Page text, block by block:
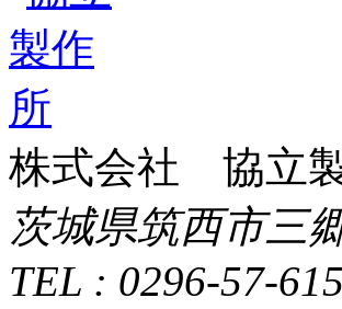
株式会社 協立
茨城県筑西市三
TEL : 0296-57-